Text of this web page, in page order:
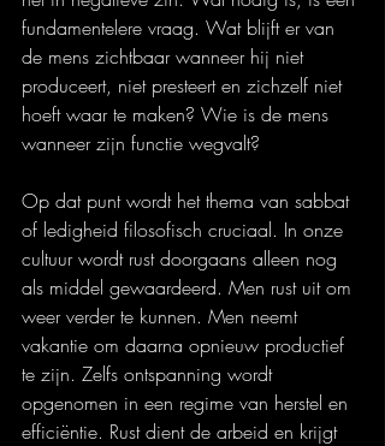
fundamentelere vraag. Wat blijft er van
de mens zichtbaar wanneer hij niet
produceert, niet presteert en zichzelf niet
hoeft waar te maken? Wie is de mens
wanneer zijn functie wegvalt?
Op dat punt wordt het thema van sabbat
of ledigheid filosofisch cruciaal. In onze
cultuur wordt rust doorgaans alleen nog
als middel gewaardeerd. Men rust uit om
weer verder te kunnen. Men neemt
vakantie om daarna opnieuw productief
te zijn. Zelfs ontspanning wordt
opgenomen in een regime van herstel en
efficiëntie. Rust dient de arbeid en krijgt